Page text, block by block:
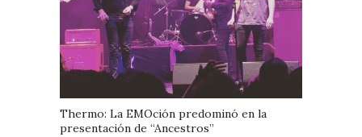
Thermo: La EMOción predominó en la
presentación de “Ancestros”